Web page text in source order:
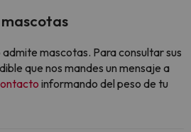
mascotas. Para consultar sus
que nos mandes un mensaje a
informando del peso de tu